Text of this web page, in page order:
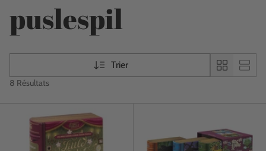
puslespil
Trier
8 Résultats